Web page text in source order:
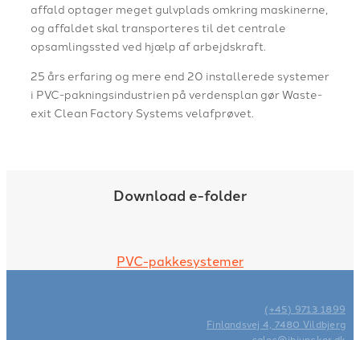
affald optager meget gulvplads omkring maskinerne,
og affaldet skal transporteres til det centrale
opsamlingssted ved hjælp af arbejdskraft.
25 års erfaring og mere end 20 installerede systemer
i PVC-pakningsindustrien på verdensplan gør Waste-
exit Clean Factory Systems velafprøvet.
Download e-folder
PVC-pakkesystemer
(+45) 9713 1899
Finlandsvej 4, 7480 Vildbjerg